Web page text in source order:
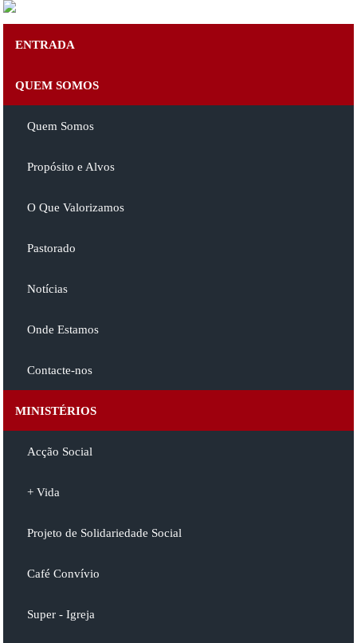
ENTRADA
QUEM SOMOS
Quem Somos
Propósito e Alvos
O Que Valorizamos
Pastorado
Notícias
Onde Estamos
Contacte-nos
MINISTÉRIOS
Acção Social
+ Vida
Projeto de Solidariedade Social
Café Convívio
Super - Igreja